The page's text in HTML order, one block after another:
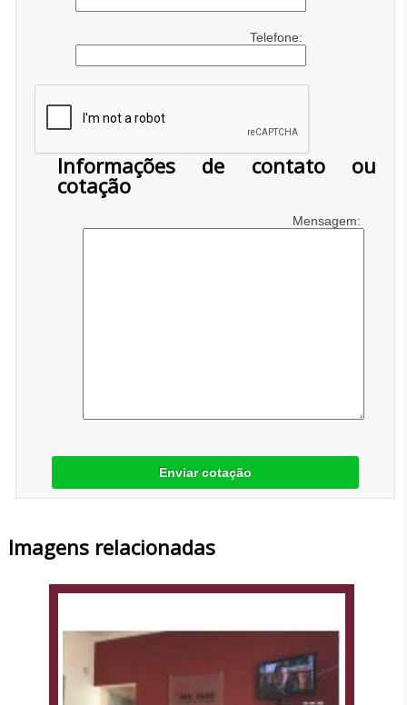
Telefone:
Informações de contato ou
cotação
Mensagem:
Enviar cotação
Imagens relacionadas